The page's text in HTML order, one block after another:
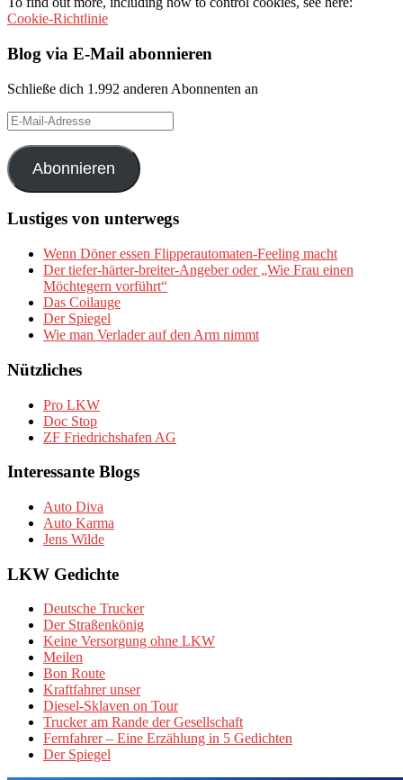
Cookie-Richtlinie
Blog via E-Mail abonnieren
Schließe dich 1.992 anderen Abonnenten an
E-
Mail-
Adresse
Abonnieren
Lustiges von unterwegs
Wenn Döner essen Flipperautomaten-Feeling macht
Der tiefer-härter-breiter-Angeber oder „Wie Frau einen
Möchtegern vorführt“
Das Coilauge
Der Spiegel
Wie man Verlader auf den Arm nimmt
Nützliches
Pro LKW
Doc Stop
ZF Friedrichshafen AG
Interessante Blogs
Auto Diva
Auto Karma
Jens Wilde
LKW Gedichte
Deutsche Trucker
Der Straßenkönig
Keine Versorgung ohne LKW
Meilen
Bon Route
Kraftfahrer unser
Diesel-Sklaven on Tour
Trucker am Rande der Gesellschaft
Fernfahrer – Eine Erzählung in 5 Gedichten
Der Spiegel